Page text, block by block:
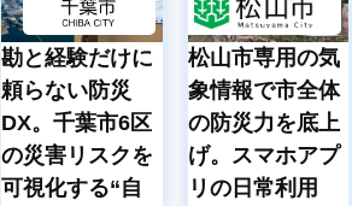
学
校
気
象
イベ
ント
気象
スポ
ーツ
気象
鉄
道
気
象
気候
テッ
放送
勘と経験だけに
頼らない防災
DX。千葉市6区
の災害リスクを
可視化する“自
松山市専用の気
象情報で市全体
の防災力を底上
げ。スマホアプ
リの日常利用